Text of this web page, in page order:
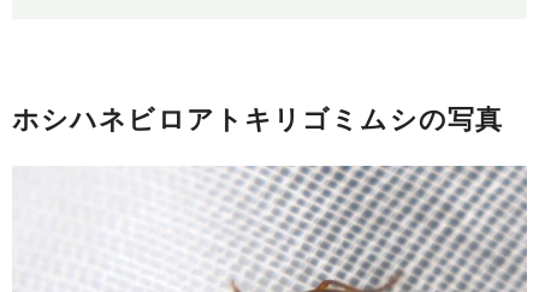
ホシハネビロアトキリゴミムシの写真